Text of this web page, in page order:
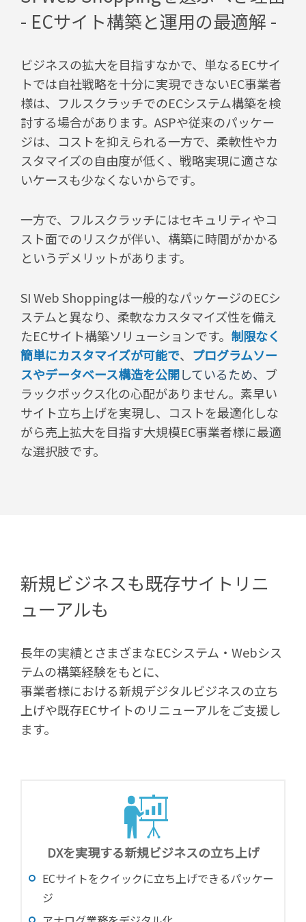
- ECサイト構築と運用の最適解 -
ビジネスの拡大を目指すなかで、単なるECサイ
トでは自社戦略を十分に実現できないEC事業者
様は、フルスクラッチでのECシステム構築を検
討する場合があります。ASPや従来のパッケー
ジは、コストを抑えられる一方で、柔軟性やカ
スタマイズの自由度が低く、戦略実現に適さな
いケースも少なくないからです。
一方で、フルスクラッチにはセキュリティやコ
スト面でのリスクが伴い、構築に時間がかかる
というデメリットがあります。
SI Web Shoppingは一般的なパッケージのECシ
ステムと異なり、柔軟なカスタマイズ性を備え
たECサイト構築ソリューションです。 制限なく
簡単にカスタマイズが可能で、 プログラムソー
スやデータベース構造を公開しているため、 ブ
ラックボックス化の心配がありません。素早い
サイト立ち上げを実現し、コストを最適化しな
がら売上拡大を目指す大規模EC事業者様に最適
な選択肢です。
新規ビジネスも既存サイトリニ
ューアルも
長年の実績とさまざまなECシステム・Webシス
テムの構築経験をもとに、
事業者様における新規デジタルビジネスの立ち
上げや既存ECサイトのリニューアルをご支援し
ます。
DXを実現する新規ビジネスの立ち上げ
ECサイトをクイックに立ち上げできるパッケー
ジ